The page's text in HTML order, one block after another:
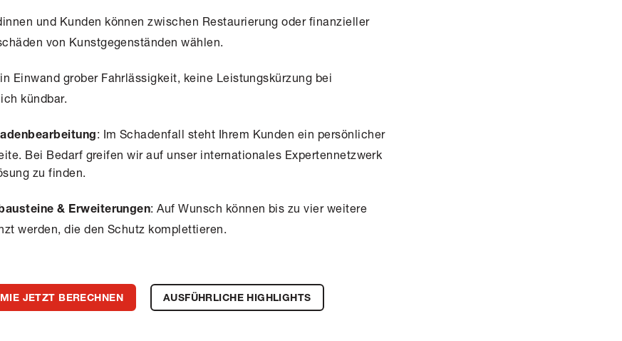
und Kunden können zwischen Restaurierung oder finanzieller
von Kunstgegenständen wählen.
Einwand grober Fahrlässigkeit, keine Leistungskürzung bei
kündbar.
: Im Schadenfall steht Ihrem Kunden ein persönlicher
Bei Bedarf greifen wir auf unser internationales Expertennetzwerk
zu finden.
& Erweiterungen: Auf Wunsch können bis zu vier weitere
werden, die den Schutz komplettieren.
JETZT BERECHNEN AUSFÜHRLICHE HIGHLIGHTS